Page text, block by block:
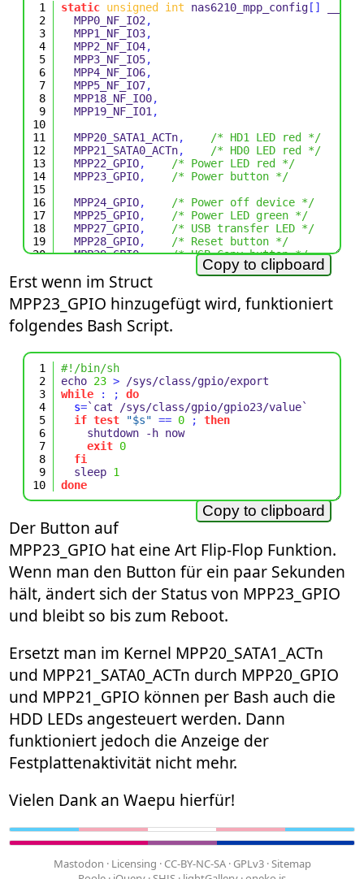
1
2
3
4
5
6
7
8
9
10
11
12
13
14
15
16
17
18
19
20
22
static unsigned int nas6210_mpp_config[]
  MPP0_NF_IO2
,
  MPP1_NF_IO3
,
  MPP2_NF_IO4
,
  MPP3_NF_IO5
,
  MPP4_NF_IO6
,
  MPP5_NF_IO7
,
  MPP18_NF_IO0
,
  MPP19_NF_IO1
,
  MPP20_SATA1_ACTn
,
/* HD1 LED red */
  MPP21_SATA0_ACTn
,
/* HD0 LED red */
  MPP22_GPIO
,
/* Power LED red */
  MPP23_GPIO
,
/* Power button */
  MPP24_GPIO
,
/* Power off device */
  MPP25_GPIO
,
/* Power LED green */
  MPP27_GPIO
,
/* USB transfer LED */
  MPP28_GPIO
,
/* Reset button */
  MPP29_GPIO
,
/* USB Copy button */
};
Copy to clipboard
Erst wenn im Struct
MPP23_GPIO hinzugefügt wird, funktioniert
folgendes Bash Script.
1
2
3
4
5
6
7
8
9
10
#!/bin/sh
echo 23 >
/sys/class/gpio/export
while
: ;
do
s=`cat /sys/class/gpio/gpio23/value`
if test "$s" == 0 ;
then
    shutdown
-h now
exit 0
fi
  sleep
1
done
Copy to clipboard
Der Button auf
MPP23_GPIO hat eine Art Flip-Flop Funktion.
Wenn man den Button für ein paar Sekunden
hält, ändert sich der Status von MPP23_GPIO
und bleibt so bis zum Reboot.
Ersetzt man im Kernel MPP20_SATA1_ACTn
und MPP21_SATA0_ACTn durch MPP20_GPIO
und MPP21_GPIO können per Bash auch die
HDD LEDs angesteuert werden. Dann
funktioniert jedoch die Anzeige der
Festplattenaktivität nicht mehr.
Vielen Dank an Waepu hierfür!
Mastodon · Licensing · CC-BY-NC-SA· GPLv3·Sitemap